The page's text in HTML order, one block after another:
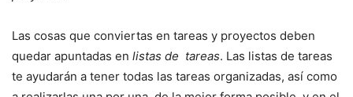
Las cosas que conviertas en tareas y proyectos deben
quedar apuntadas en listas de tareas. Las listas de tareas
te ayudarán a tener todas las tareas organizadas, así como